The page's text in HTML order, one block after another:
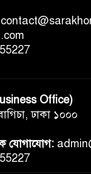
Office)
ঢাকা ১০০০
যোগাযোগ: